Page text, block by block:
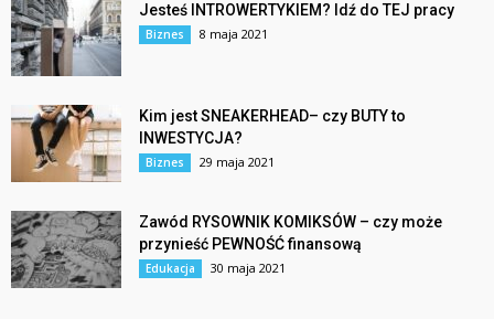
Jesteś INTROWERTYKIEM? Idź do TEJ pracy
Biznes 8 maja 2021
Kim jest SNEAKERHEAD– czy BUTY to
INWESTYCJA?
Biznes 29 maja 2021
Zawód RYSOWNIK KOMIKSÓW – czy może
przynieść PEWNOŚĆ finansową
Edukacja 30 maja 2021